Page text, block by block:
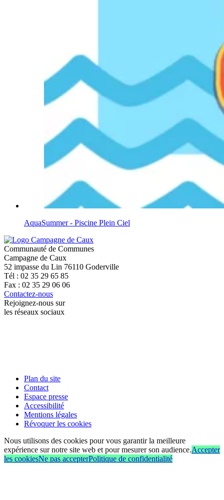
AquaSummer - Piscine Plein Ciel
Communauté de Communes
Campagne de Caux
52 impasse du Lin 76110 Goderville
Tél : 02 35 29 65 85
Fax : 02 35 29 06 06
Contactez-nous
Rejoignez-nous sur
les réseaux sociaux
Plan du site
Contact
Espace presse
Accessibilité
Mentions légales
Révoquer les cookies
Nous utilisons des cookies pour vous garantir la meilleure
expérience sur notre site web et pour mesurer son audience.Accepter
les cookiesNe pas accepterPolitique de confidentialité